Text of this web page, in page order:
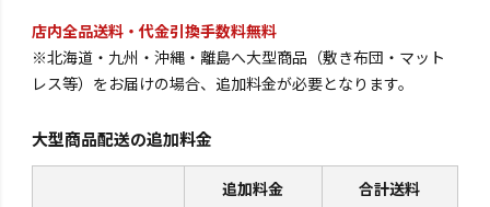
店内全品送料・代金引換手数料無料
※北海道・九州・沖縄・離島へ大型商品（敷き布団・マット
レス等）をお届けの場合、追加料金が必要となります。
大型商品配送の追加料金
追加料金 合計送料